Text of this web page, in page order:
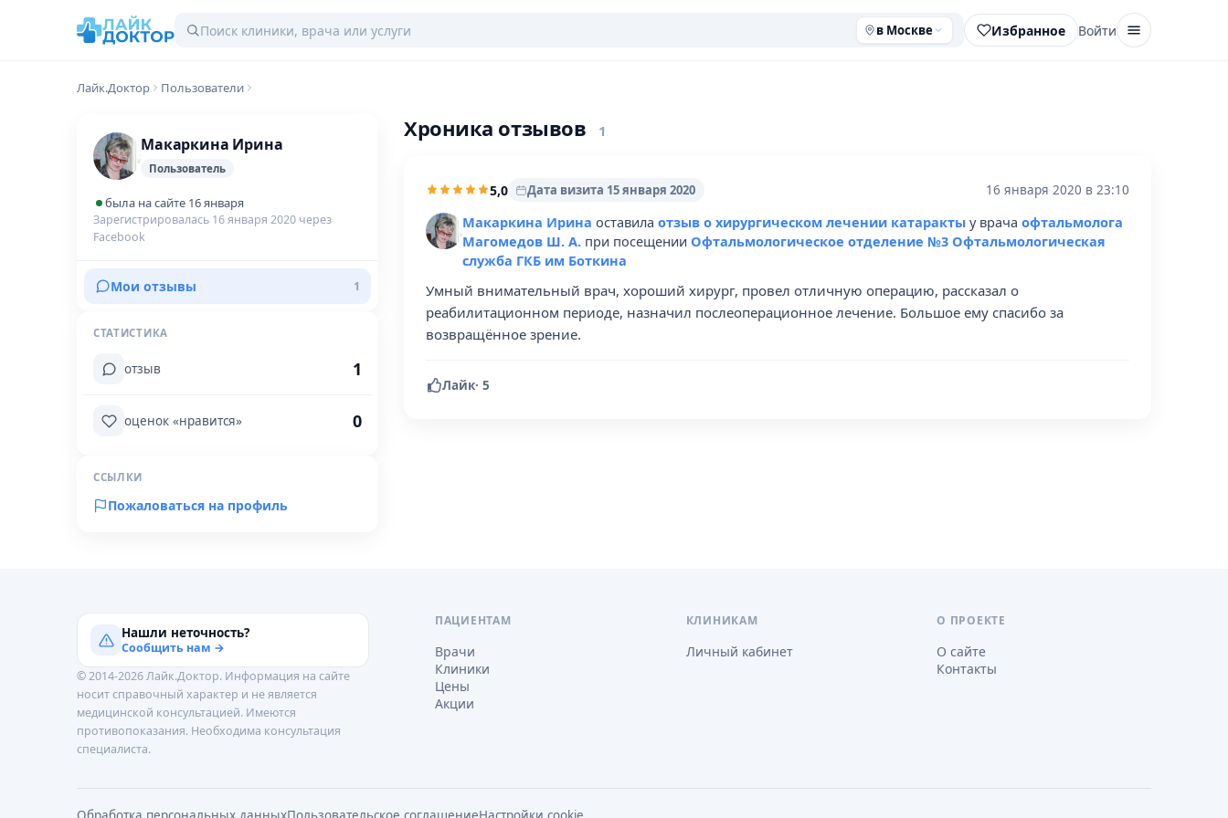
в Москве Избранное Войти
Лайк.Доктор Пользователи
Макаркина Ирина
Пользователь
была на сайте 16 января
Зарегистрировалась 16 января 2020 через
Facebook
Мои отзывы 1
СТАТИСТИКА
отзыв 1
оценок «нравится» 0
ССЫЛКИ
Пожаловаться на профиль
Хроника отзывов 1
5,0 Дата визита 15 января 2020 16 января 2020 в 23:10
Макаркина Ирина оставила отзыв о хирургическом лечении катаракты у врача офтальмолога
Магомедов Ш. А. при посещении Офтальмологическое отделение №3 Офтальмологическая
служба ГКБ им Боткина
Умный внимательный врач, хороший хирург, провел отличную операцию, рассказал о
реабилитационном периоде, назначил послеоперационное лечение. Большое ему спасибо за
возвращённое зрение.
Лайк· 5
Нашли неточность?
Сообщить нам →
© 2014-2026 Лайк.Доктор. Информация на сайте
носит справочный характер и не является
медицинской консультацией. Имеются
противопоказания. Необходима консультация
специалиста.
ПАЦИЕНТАМ
Врачи
Клиники
Цены
Акции
КЛИНИКАМ
Личный кабинет
О ПРОЕКТЕ
О сайте
Контакты